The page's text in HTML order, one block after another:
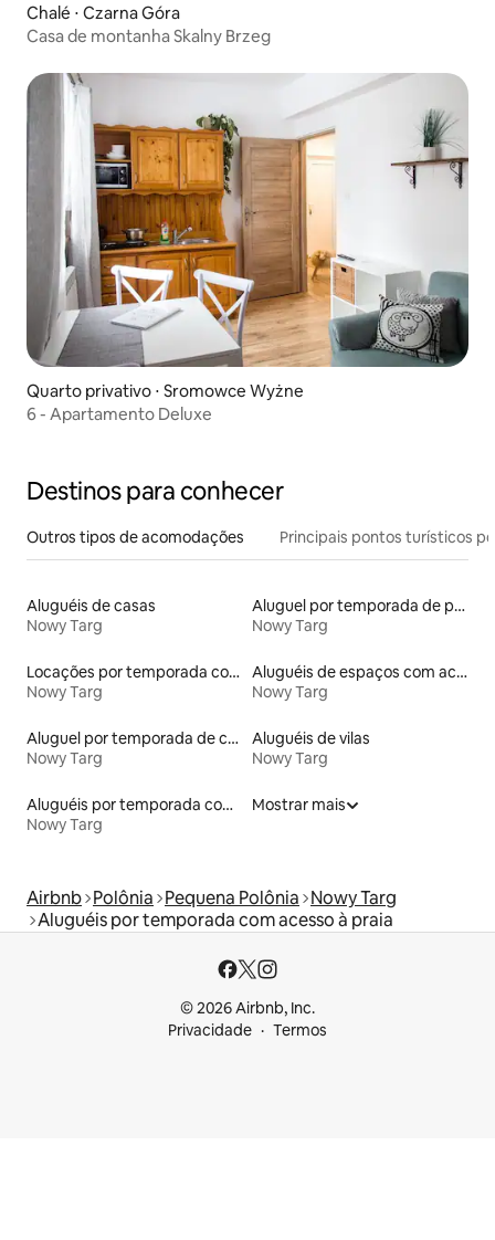
Chalé ⋅ Czarna Góra
Casa de montanha Skalny Brzeg
Quarto privativo ⋅ Sromowce Wyżne
6 - Apartamento Deluxe
Destinos para conhecer
Outros tipos de acomodações Principais pontos turísticos
Aluguéis de casas
Nowy Targ
Aluguel por temporada de pensões coreanas
Nowy Targ
Locações por temporada com piscina
Nowy Targ
Aluguéis de espaços com acesso direto a pistas de esqui
Nowy Targ
Aluguel por temporada de casas de hóspedes
Nowy Targ
Aluguéis de vilas
Nowy Targ
Aluguéis por temporada com sauna
Nowy Targ
Mostrar mais
Airbnb Polônia Pequena Polônia Nowy Targ
Aluguéis por temporada com acesso à praia
© 2026 Airbnb, Inc.
Privacidade
Termos